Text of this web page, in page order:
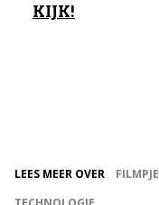
KIJK!
LEES MEER OVER FILMPJE